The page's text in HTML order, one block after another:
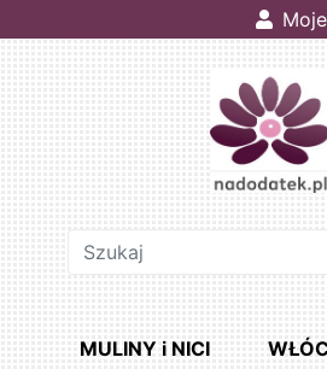
MULINY i NICI